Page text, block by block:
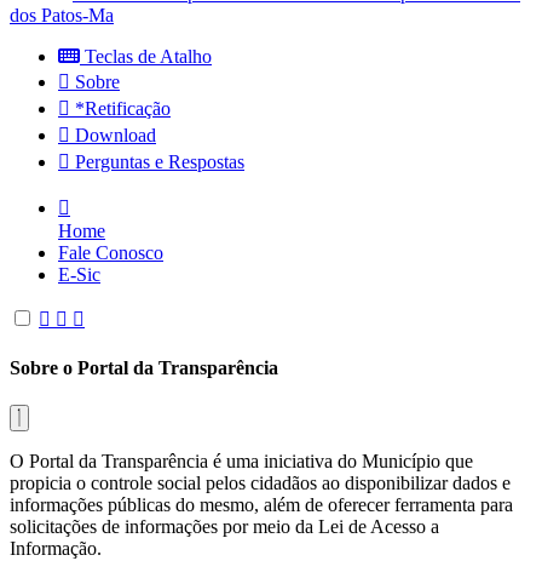
dos Patos-Ma
Teclas de Atalho
Sobre
*Retificação
Download
Perguntas e Respostas
Home
Fale Conosco
E-Sic
Sobre o Portal da Transparência
O Portal da Transparência é uma iniciativa do Município que
propicia o controle social pelos cidadãos ao disponibilizar dados e
informações públicas do mesmo, além de oferecer ferramenta para
solicitações de informações por meio da Lei de Acesso a
Informação.